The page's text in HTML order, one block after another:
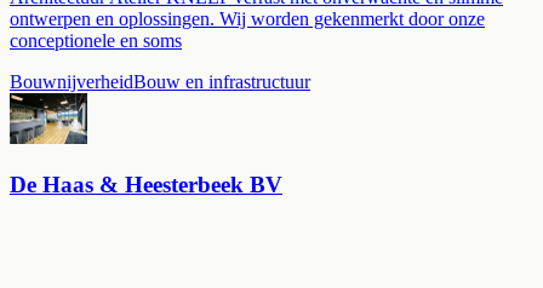
ontwerpen en oplossingen. Wij worden gekenmerkt door onze
conceptionele en soms
BouwnijverheidBouw en infrastructuur
De Haas & Heesterbeek BV